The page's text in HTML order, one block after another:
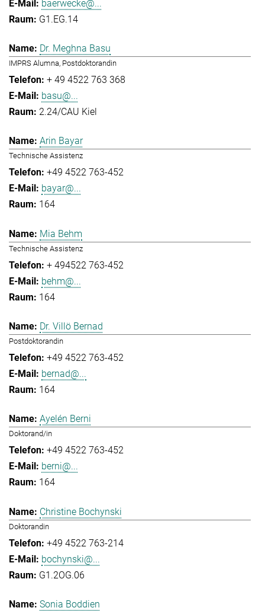
baerwecke@...
G1.EG.14
Dr. Meghna Basu
IMPRS Alumna, Postdoktorandin
+ 49 4522 763 368
basu@...
2.24/CAU Kiel
Arin Bayar
Technische Assistenz
+49 4522 763-452
bayar@...
164
Mia Behm
Technische Assistenz
+ 494522 763-452
behm@...
164
Dr. Villö Bernad
Postdoktorandin
+49 4522 763-452
bernad@...
164
Ayelén Berni
Doktorand/in
+49 4522 763-452
berni@...
164
Christine Bochynski
Doktorandin
+49 4522 763-214
bochynski@...
G1.2OG.06
Sonia Boddien